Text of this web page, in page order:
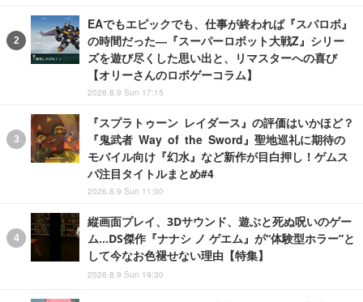
EAでもエピックでも、仕事が終われば『スパロボ』
の時間だった―『スーパーロボット大戦Z』シリー
ズを遊び尽くした思い出と、リマスターへの喜び
【オリーさんのロボゲーコラム】
2026.8.9 Sun 17:15
『スプラトゥーン レイダース』の評価はいかほど？
『鬼武者 Way of the Sword』聖地巡礼に期待の
モバイル向け『幻水』など新作が目白押し！ゲムス
パ注目タイトルまとめ#4
2026.8.9 Sun 11:00
縦画面プレイ、3Dサウンド、遊ぶと死ぬ呪いのゲー
ム…DS傑作『ナナシ ノ ゲエム』が“体験型ホラー”と
して今なお色褪せない理由【特集】
2026.8.9 Sun 19:30